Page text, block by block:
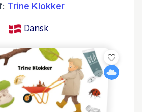
Trine Klokker
Dansk